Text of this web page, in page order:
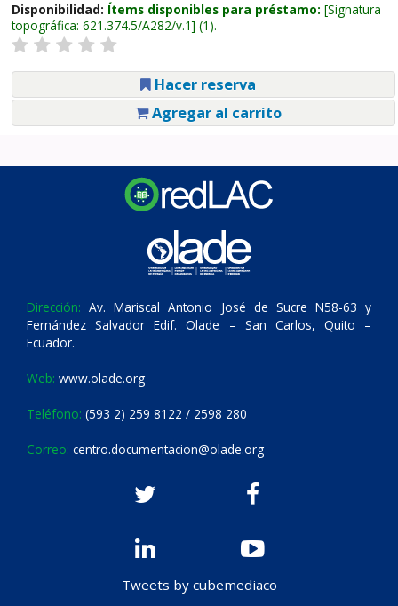
Disponibilidad: Ítems disponibles para préstamo: Signatura
topográfica: 621.374.5/A282/v.1 (1).
Hacer reserva
Agregar al carrito
Dirección: Av. Mariscal Antonio José de Sucre N58-63 y
Fernández Salvador Edif. Olade – San Carlos, Quito –
Ecuador.
Web: www.olade.org
Teléfono: (593 2) 259 8122 / 2598 280
Correo: centro.documentacion@olade.org
Tweets by cubemediaco